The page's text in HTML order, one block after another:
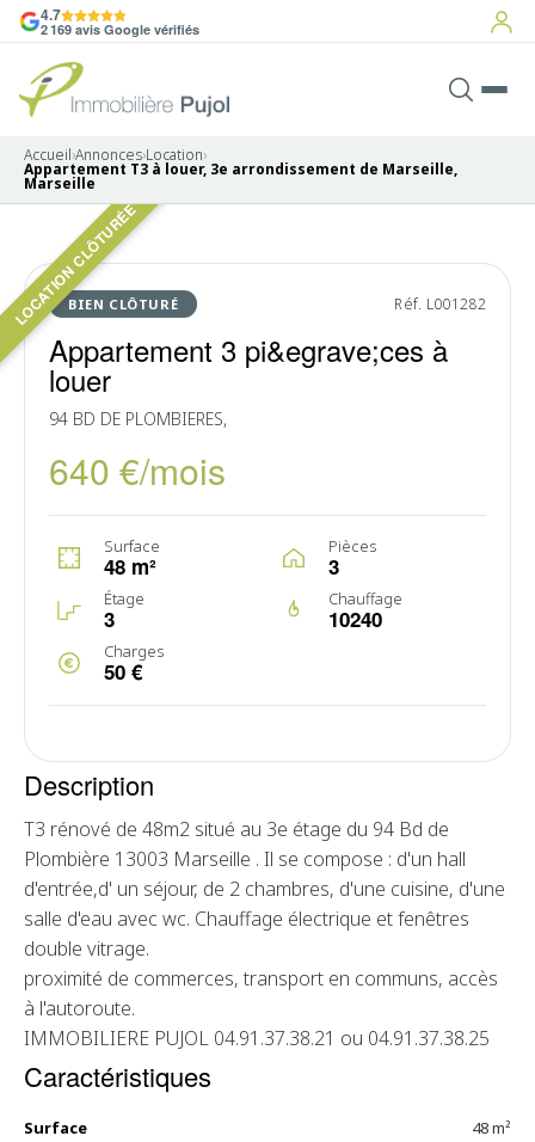
4.7
2 169 avis Google vérifiés
Accueil›Annonces›Location›
Appartement T3 à louer, 3e arrondissement de Marseille,
Marseille
LOCATION CLÔTURÉE
BIEN CLÔTURÉ Réf. L001282
Appartement 3 pi&egrave;ces à
louer
94 BD DE PLOMBIERES,
640 €/mois
Surface
48 m²
Pièces
3
Étage
3
Chauffage
10240
Charges
50 €
Pas de photo disponible
LOUÉ
Description
T3 rénové de 48m2 situé au 3e étage du 94 Bd de
Plombière 13003 Marseille . Il se compose : d'un hall
d'entrée,d' un séjour, de 2 chambres, d'une cuisine, d'une
salle d'eau avec wc. Chauffage électrique et fenêtres
double vitrage.
proximité de commerces, transport en communs, accès
à l'autoroute.
IMMOBILIERE PUJOL 04.91.37.38.21 ou 04.91.37.38.25
Caractéristiques
Surface 48 m²